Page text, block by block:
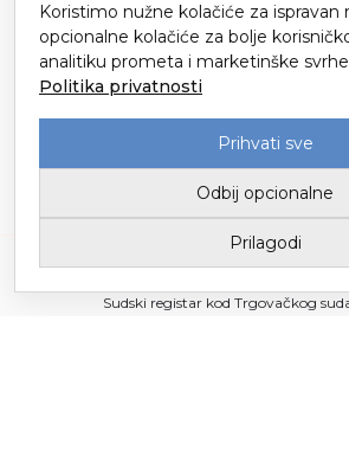
Sudski registar kod Trgovačkog
Koristimo nužne kolačiće za ispravan
opcionalne kolačiće za bolje
analitiku prometa i marketinške
Politika privatnosti
Prihvati sve
Odbij opcionalne
Prilagodi